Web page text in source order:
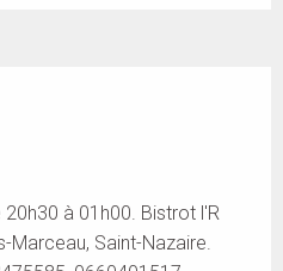
à 01h00. Bistrot l'R
Marceau, Saint-Nazaire.